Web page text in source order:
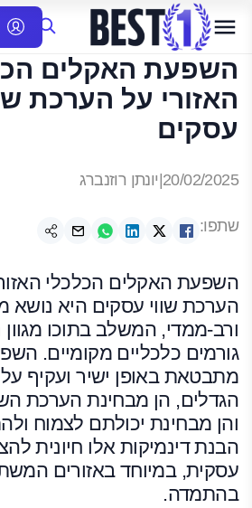
השפעת האקלים
האזורי על הערכת
עסקים
20/02/2025 יונתן רוזנברג
שתפו:
השפעת האקלים הכלכלי
הערכת שווי עסקים היא נושא
ורב-ממדי, המשלב בתוכו
גורמים כלכליים מקומיים.
מתבטאת באופן ישיר ועקיף
הגדלים, הן מבחינת הערכת
והן מבחינת יכולתם לצמוח
הבנת דינמיקות אלו חיונית
עסקית, במיוחד באזורים
בהתמדה.